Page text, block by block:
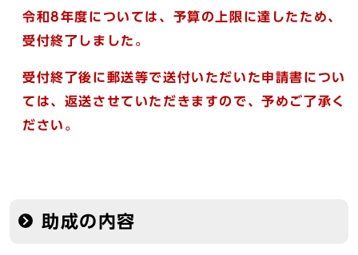
令和8年度については、予算の上限に達したため、
受付終了しました。
受付終了後に郵送等で送付いただいた申請書につい
ては、返送させていただきますので、予めご了承く
ださい。
助成の内容